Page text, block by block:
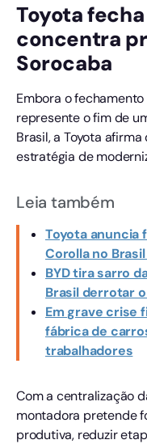
Toyota
concentra
Sorocaba
Embora o
represente o fim de
Brasil, a Toyota
estratégia de
Leia também
Toyota anuncia
Corolla no
BYD tira sarro
Brasil derrotar
Em grave crise
fábrica de
trabalhadores
Com a centralização
montadora pretende
produtiva, reduzir